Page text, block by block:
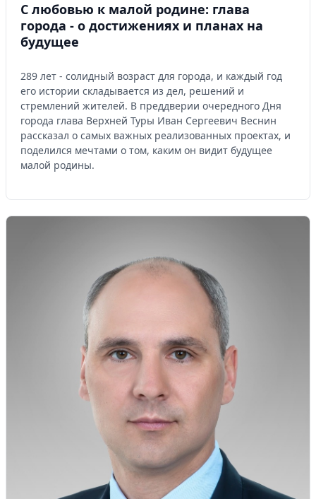
С любовью к малой родине: глава
города - о достижениях и планах на
будущее
289 лет - солидный возраст для города, и каждый год
его истории складывается из дел, решений и
стремлений жителей. В преддверии очередного Дня
города глава Верхней Туры Иван Сергеевич Веснин
рассказал о самых важных реализованных проектах, и
поделился мечтами о том, каким он видит будущее
малой родины.